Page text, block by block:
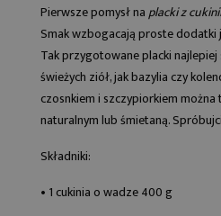
Pierwsze pomysł naplacki z cukinii
Smak wzbogacają proste dodatki
Tak przygotowane placki
świeżych ziół, jak bazylia czy
czosnkiem i szczypiorkiem
naturalnym lub śmietaną.
Składniki:
• 1 cukinia o wadze 400 g